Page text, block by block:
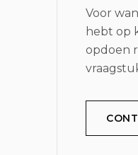
Voor
hebt op
opdoen